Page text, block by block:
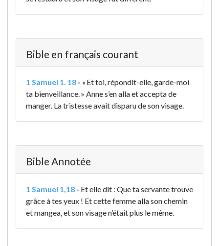
Bible en français courant
1 Samuel 1. 18 - « Et toi, répondit-elle, garde-moi
ta bienveillance. » Anne s’en alla et accepta de
manger. La tristesse avait disparu de son visage.
Bible Annotée
1 Samuel 1,18 - Et elle dit : Que ta servante trouve
grâce à tes yeux ! Et cette femme alla son chemin
et mangea, et son visage n’était plus le même.